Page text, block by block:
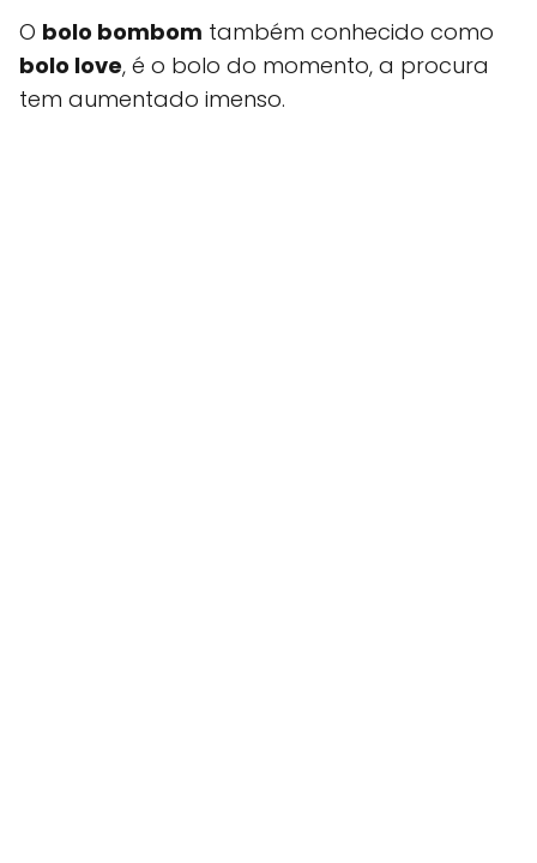
O bolo bombom também conhecido como
bolo love, é o bolo do momento, a procura
tem aumentado imenso.